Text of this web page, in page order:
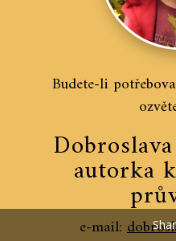
Budete-li
autorka
e-mail: